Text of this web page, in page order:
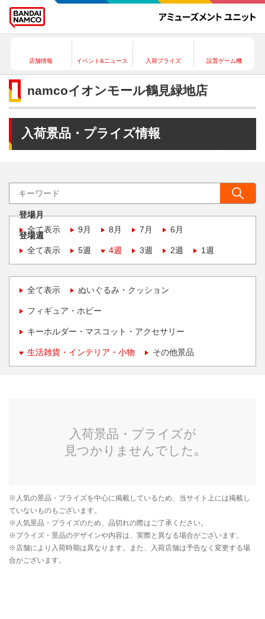
店舗情報 イベント&ニュース 入荷プライズ 設置ゲーム機
namcoイオンモール鶴見緑地店
入荷景品・プライズ情報
登場月
全て表示
9月 8月 7月 6月
登場週
全て表示
5週 4週 3週 2週 1週
全て表示 ぬいぐるみ・クッション
フィギュア・ホビー
キーホルダー・マスコット・アクセサリー
生活雑貨・インテリア・小物 その他景品